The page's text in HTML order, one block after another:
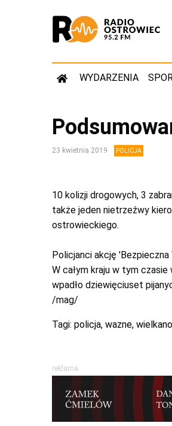
WYDARZENIA
23 kwietnia 2019 POLICJA
10 kolizji drogowych, 3
także jeden nietrzeźwy
ostrowieckiego.
Policjanci akcję
W całym kraju w tym
wpadło dziewięciuset
/mag/
Tagi: policja, wazne,
reklama